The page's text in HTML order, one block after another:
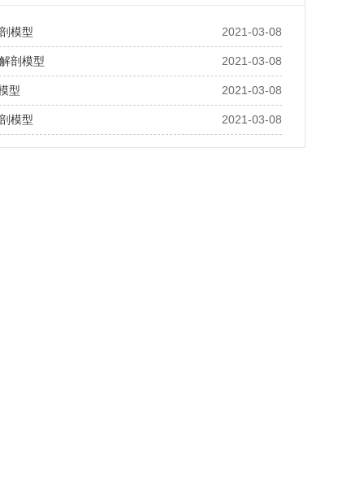
2021-03-08
模型
2021-03-08
剖模型
2021-03-08
型
2021-03-08
模型